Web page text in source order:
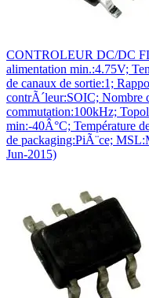
CONTROLEUR DC/DC
alimentation min.:4.75V;
de canaux de sortie:1;
contrÃ´leur:SOIC; Nombre
commutation:100kHz;
min:-40Â°C; Température
de packaging:PiÃ¨ce;
Jun-2015)